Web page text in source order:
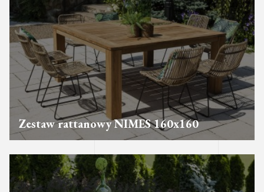
Zestaw rattanowy NIMES 160x160